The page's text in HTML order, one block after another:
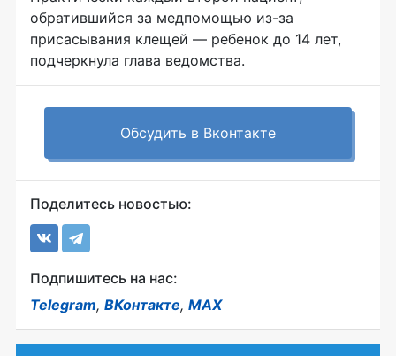
обратившийся за медпомощью из-за
присасывания клещей — ребенок до 14 лет,
подчеркнула глава ведомства.
Обсудить в Вконтакте
Поделитесь новостью:
Подпишитесь на нас:
Telegram, ВКонтакте, MAX